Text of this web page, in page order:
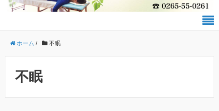
ホーム / 不眠
不眠